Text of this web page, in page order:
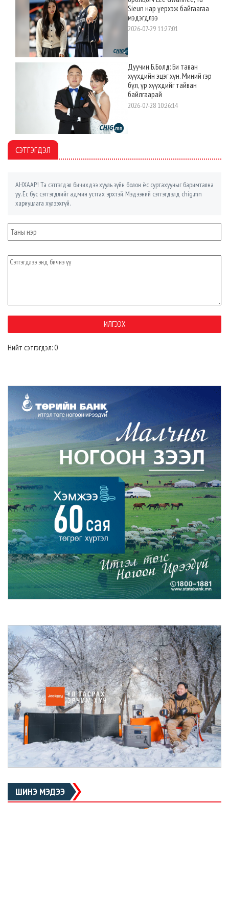
Sieun нар үерхэж байгаагаа
мэдэгдлээ
2026-07-29 11:27:01
Дуучин Б.Болд: Би таван
хүүхдийн эцэг хүн. Миний гэр
бүл, үр хүүхдийг тайван
байлгаарай
2026-07-28 10:26:14
СЭТГЭГДЭЛ
АНХААР! Та сэтгэгдэл бичихдээ хууль зүйн болон ёс суртахууныг баримтална
уу. Ёс бус сэтгэгдлийг админ устгах эрхтэй. Мэдээний сэтгэгдэлд chig.mn
хариуцлага хүлээхгүй.
Нийт сэтгэгдэл: 0
ШИНЭ МЭДЭЭ